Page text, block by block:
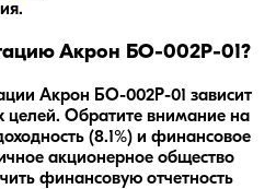
Акрон БО-002P-01?
Акрон БО-002P-01 зависит
целей. Обратите внимание на
(8.1%) и финансовое
акционерное общество
финансовую отчетность